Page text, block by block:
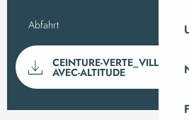
Abfahrt
CEINTURE-
AVEC-ALTITUDE